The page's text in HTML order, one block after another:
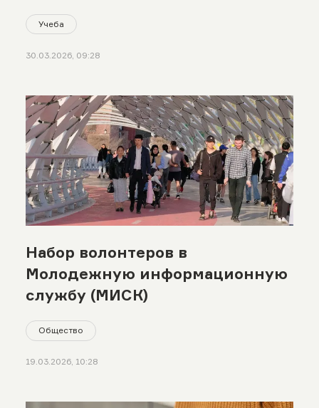
Учеба
30.03.2026, 09:28
Набор волонтеров в
Молодежную информационную
службу (МИСК)
Общество
19.03.2026, 10:28